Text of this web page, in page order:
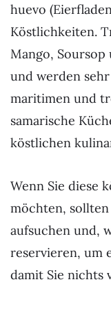
huevo
Köstlichkeiten.
Mango,
und werden
maritimen und
samarische
köstlichen
Wenn Sie diese
möchten, sollten
aufsuchen und,
reservieren, um
damit Sie nichts